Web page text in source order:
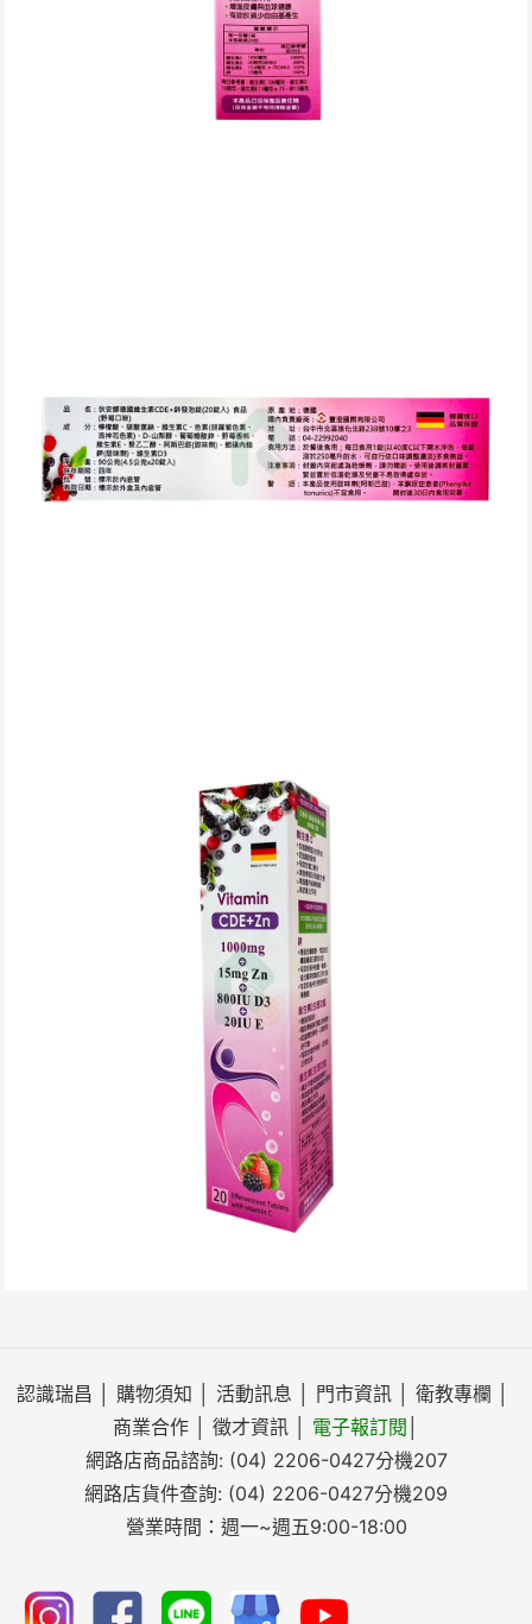
認識瑞昌 購物須知 活動訊息 門市資訊 衛教專欄
商業合作
徵才資訊 電子報訂閱
網路店商品諮詢: (04) 2206-0427分機207
網路店貨件查詢: (04) 2206-0427分機209
營業時間：週一~週五9:00-18:00